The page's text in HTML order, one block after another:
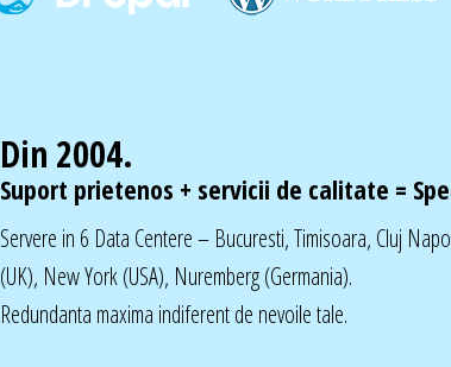
Din 2004.
Suport prietenos + servicii de calitate =
Servere in 6 Data Centere – Bucuresti, Timisoara, Cluj
(UK), New York (USA), Nuremberg (Germania).
Redundanta maxima indiferent de nevoile tale.